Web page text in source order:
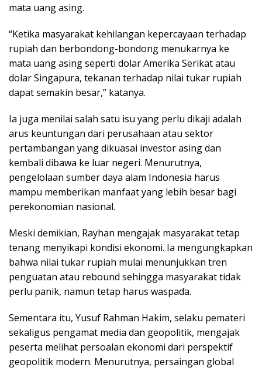
mata uang asing.
“Ketika masyarakat kehilangan kepercayaan terhadap
rupiah dan berbondong-bondong menukarnya ke
mata uang asing seperti dolar Amerika Serikat atau
dolar Singapura, tekanan terhadap nilai tukar rupiah
dapat semakin besar,” katanya.
Ia juga menilai salah satu isu yang perlu dikaji adalah
arus keuntungan dari perusahaan atau sektor
pertambangan yang dikuasai investor asing dan
kembali dibawa ke luar negeri. Menurutnya,
pengelolaan sumber daya alam Indonesia harus
mampu memberikan manfaat yang lebih besar bagi
perekonomian nasional.
Meski demikian, Rayhan mengajak masyarakat tetap
tenang menyikapi kondisi ekonomi. Ia mengungkapkan
bahwa nilai tukar rupiah mulai menunjukkan tren
penguatan atau rebound sehingga masyarakat tidak
perlu panik, namun tetap harus waspada.
Sementara itu, Yusuf Rahman Hakim, selaku pemateri
sekaligus pengamat media dan geopolitik, mengajak
peserta melihat persoalan ekonomi dari perspektif
geopolitik modern. Menurutnya, persaingan global